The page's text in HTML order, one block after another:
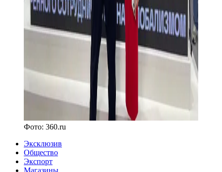
Фото: 360.ru
Эксклюзив
Общество
Экспорт